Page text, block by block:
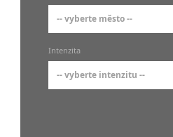
-- vyberte město --
-- vyberte město --
pražské městské části
Intenzita
-- vyberte intenzitu --